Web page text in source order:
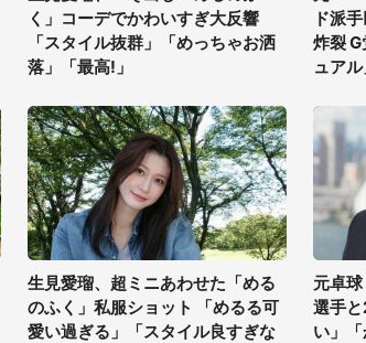
く」コーデでかわいすぎ大反響
「スタイル抜群」「めっちゃお洒
落」「最高!」
ド派
炸裂
ュアル
生見愛瑠、超ミニあわせた「める
のふく」私服ショット 「めるる可
愛い過ぎる」「スタイル良すぎな
元卓
選手
い」